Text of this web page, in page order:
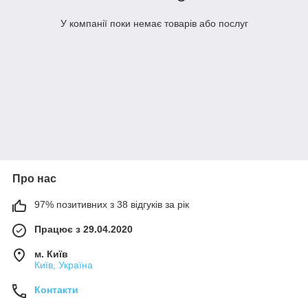
У компанії поки немає товарів або послуг
Про нас
97% позитивних з 38 відгуків за рік
Працює з 29.04.2020
м. Київ
Київ, Україна
Контакти